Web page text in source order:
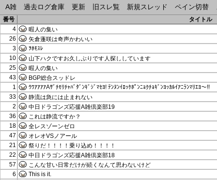
A雑 過去ログ倉庫 更新 旧スレ覧 新規スレッド ペイン切替
番号
タイトル
4
暇人の集い
26
矢倉蓬咲は奇声かわいい
3
ｦﾎﾓｽﾚ
10
山下ハクですお久しぶりです人探ししています
25
暇人の集い
43
BGP総合スッドレ
1
ｳﾜｱｱｱｱAｻﾞﾁﾓﾘﾁｬﾊﾞﾀﾞﾝｷﾞｼﾞﾏｾﾖ! ﾃﾝﾇﾝｲﾛｯｹﾎﾟﾝﾆｮｸﾁｮｷﾞﾝﾖｯｶﾙｲｱﾆﾗﾝﾏﾘｴﾖ～!!
33
静流は急には止まれない
2
中日ドラゴンズ応援A雑倶楽部19
36
これは静流ですか？
18
全レスゾーンゼロ
47
オレオVSノアール
21
祭りだ！！！！乗り込め！！！！
22
中日ドラゴンズ応援A雑倶楽部18
57
こんな甘い日常だけが続くなんて思わないけど
6
This is it.